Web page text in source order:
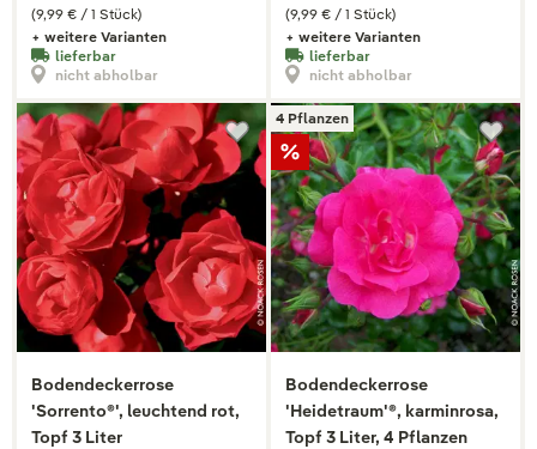
(9,99 € / 1 Stück)
+ weitere Varianten
lieferbar
nicht abholbar
(9,99 € / 1 Stück)
+ weitere Varianten
lieferbar
nicht abholbar
Bodendeckerrose
'Sorrento®', leuchtend rot,
Topf 3 Liter
4 Pflanzen
Bodendeckerrose
'Heidetraum'®, karminrosa,
Topf 3 Liter, 4 Pflanzen